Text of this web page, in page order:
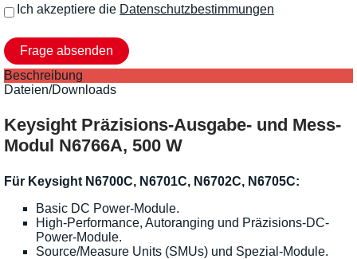
Ich akzeptiere die Datenschutzbestimmungen
Beschreibung
Dateien/Downloads
Keysight Präzisions-Ausgabe- und Mess-
Modul N6766A, 500 W
Für Keysight N6700C, N6701C, N6702C, N6705C:
Basic DC Power-Module.
High-Performance, Autoranging und Präzisions-DC-
Power-Module.
Source/Measure Units (SMUs) und Spezial-Module.